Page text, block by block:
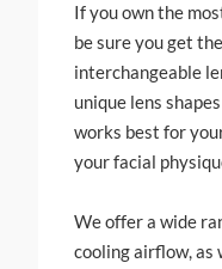
If you own the
be sure you get
interchangeable
unique lens
works best for
your facial
We offer a wide
cooling airflow, as